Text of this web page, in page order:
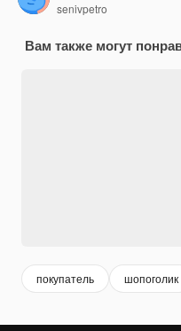
senivpetro
Вам также могут
покупатель шопоголик